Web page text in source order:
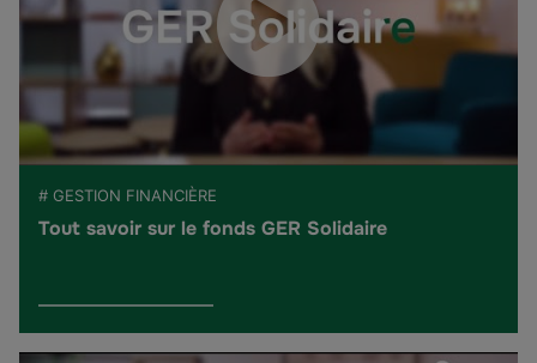
# GESTION FINANCIÈRE
Tout savoir sur le fonds GER Solidaire